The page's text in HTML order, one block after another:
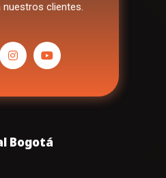
nuestros clientes.
Bogotá